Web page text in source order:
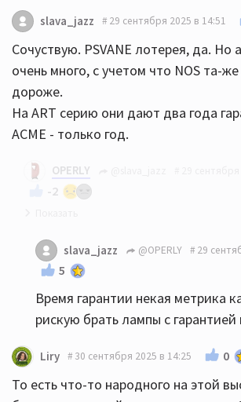
slava_jazz 29 сентября 2025 в 14:51
Сочуствую. PSVANE лотерея, да. Но
очень много, с учетом что NOS та-
дороже.
На ART серию они дают два года
ACME - только год.
OPERLY
-2
Ну мы исходили из отзывов и из
допоставки. PSVANE имели
некоторые коллеги о них хорошо
лампах). До гарантии дело не
все поломалось (
slava_jazz @OPERLY 29
5
Время гарантии некая метрика
рискую брать лампы с
Liry 30 сентября 2025 в 14:25 0
То есть что-то народного на этой